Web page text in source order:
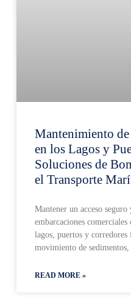
Mantenimiento de
en los Lagos y
Soluciones de
el Transporte
Mantener un acceso
embarcaciones
lagos, puertos y
movimiento de
READ MORE »